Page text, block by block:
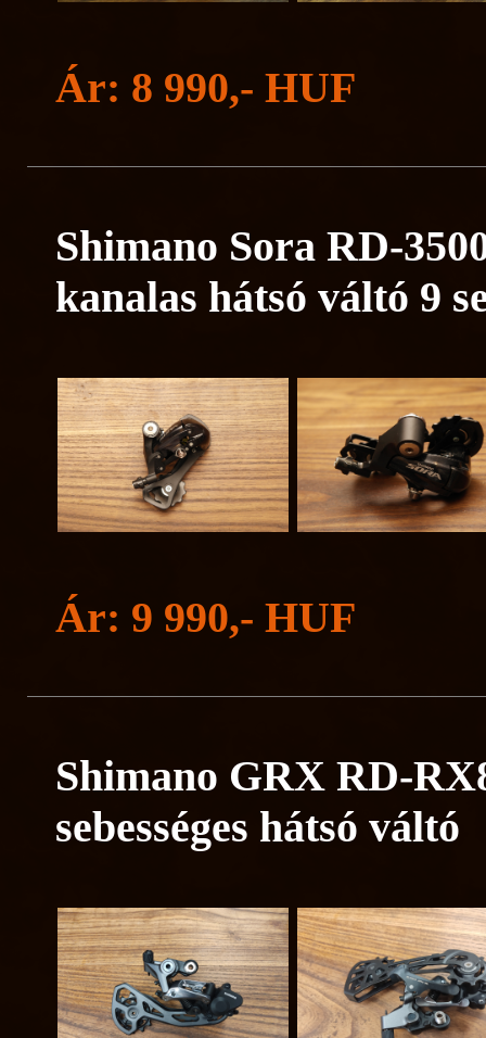
Ár: 8 990,- HUF
Shimano Sora RD-
kanalas hátsó váltó 9
Ár: 9 990,- HUF
Shimano GRX RD-
sebességes hátsó váltó